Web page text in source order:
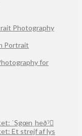
Photography
Portrait
for
ˈSgœnˌheðˀ
Et strejf af lys